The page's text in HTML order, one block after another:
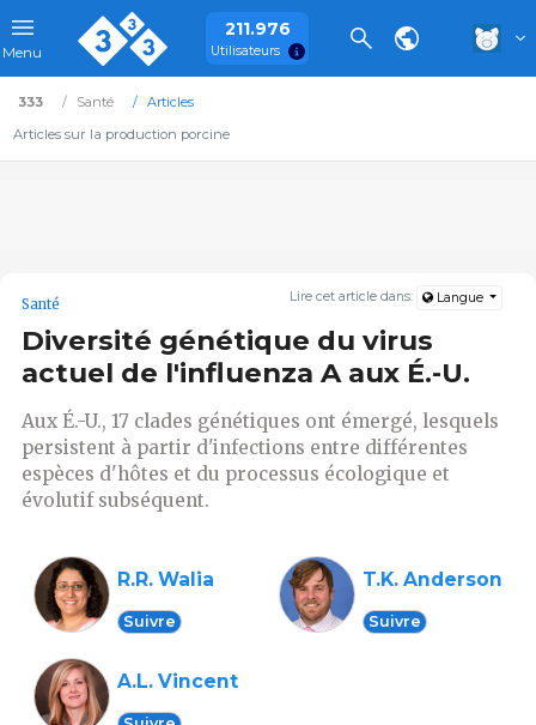
Menu
211.976
Utilisateurs
333 Santé
Articles
Articles sur la production porcine
Lire cet article dans: Langue
Santé
Diversité génétique du virus
actuel de l'influenza A aux É.-U.
Aux É.-U., 17 clades génétiques ont émergé, lesquels
persistent à partir d'infections entre différentes
espèces d'hôtes et du processus écologique et
évolutif subséquent.
R.R. Walia
Suivre
T.K. Anderson
Suivre
A.L. Vincent